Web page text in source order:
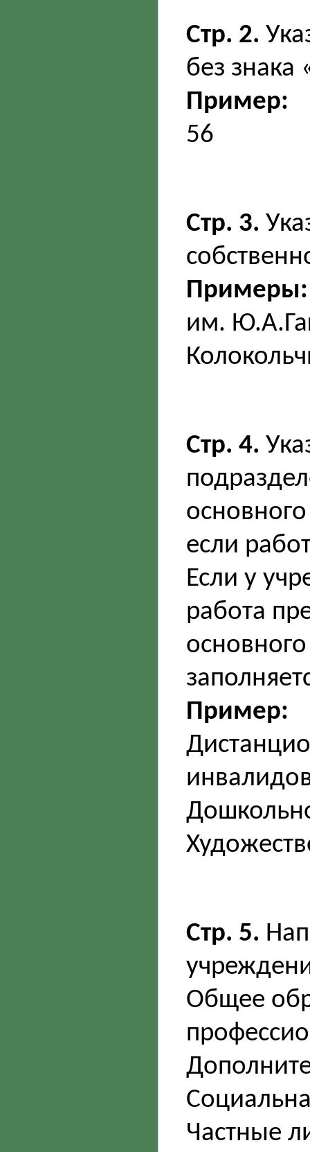
Стр. 2.
без
Пример:
56
Стр. 3.
Примеры:
им.
Стр. 4.
если
Если у
работа
Пример:
Стр. 5.
Общее
Частные